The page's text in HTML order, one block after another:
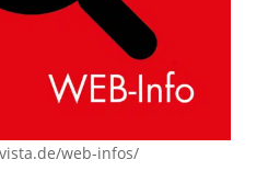
web-infos/